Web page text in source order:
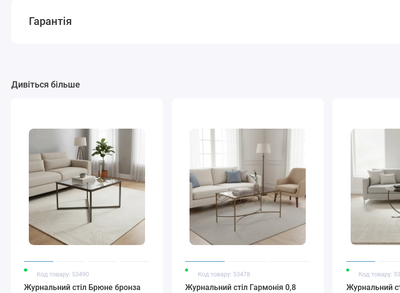
Гарантія
Дивіться більше
Код товару: 53490
Журнальний стіл Брюне бронза
Код товару: 53478
Журнальний стіл Гармонія 0,8
Код товару:
Журнальний